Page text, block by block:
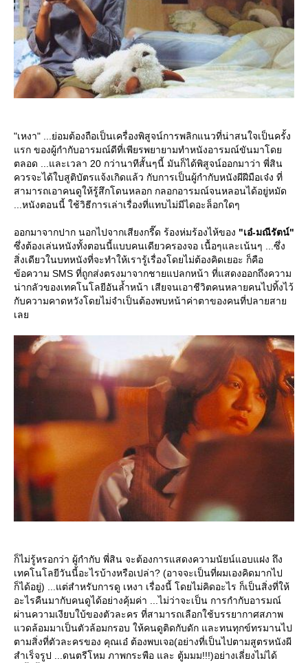
"เหงา" ...ย่อมต้องถือเป็นเครื่องพิสูจน์การพลิกแนวที่น่าสนใจเป็นครั้ง
รก ของผู้กำกับอารมณ์ดีที่เพียรพยายามทำหนังอารมณ์ขันมาโด
ตลอด ...และเวลา 20 กว่านาทีสั้นๆนี้ มันก็ได้พิสูจน์ออกมาว่า พี่สิน
ควรจะได้ใบสูติบัตรแจ้งเกิดแล้ว กับการเป็นผู้กำกับหนังผีฝีมือเจ๋ง ที่
สามารถเอาคนดูให้รู้สึกโดนหลอก กลอกอารมณ์จนหลอนได้อยู่หมัด
...หนังตอนนี้ ใช้วิธีการเล่าเรื่องที่แทบไม่มีไดอะล็อกใดๆ
ออกมาจากปาก นอกไปจากเสียงกรี๊ด ร้องห่มร้องไห้ของ "เอ๋-มณีรัตน์"
ซึ่งต้องเล่นหนังทั้งตอนนี้แบบคนเดียวครองจอ เนื้อๆและเน้นๆ ...ซึ่ง
สิ่งเดียวในบทหนังที่จะทำให้เรารู้เรื่องโดยไม่ต้องคิดเยอะ ก็คือ
ข้อความ SMS ที่ถูกส่งตรงมาจากชายแปลกหน้า ที่แสดงออกถึงความ
น่ากลัวของเทคโนโลยีอันล้ำหน้า เสียจนเอาชีวิตคนหลายคนไปทิ้งไว้
กับความคาดหวังโดยไม่จำเป็นต้องพบหน้าค่าตาของคนที่ปลายสา
เล
ก็ไม่รู้หรอกว่า ผู้กำกับ พี่สิน จะต้องการแสดงความนัยน์แอบแฝง ถึง
เทคโนโลยีวันนี้อะไรบ้างหรือเปล่า? (อาจจะเป็นที่ผมเองคิดมากไป
ก็ได้อยู่) ...แต่สำหรับการดู เหงา เรื่องนี้ โดยไม่คิดอะไร ก็เป็นสิ่งที่ให้
อะไรคืนมากับคนดูได้อย่างคุ้มค่า ...ไม่ว่าจะเป็น การกำกับอารมณ์
ผ่านความเงียบใบ้ของตัวละคร ที่สามารถเลือกใช้บรรยากาศสภาพ
วดล้อมมาเป็นตัวล้อมกรอบ ให้คนดูติดกับดัก และทนทุกข์ทรมานไป
ตามสิ่งที่ตัวละครของ คุณเอ๋ ต้องพบเจอ(อย่างที่เป็นไปตามสูตรหนังผี
สำเร็จรูป ...ดนตรีโหม ภาพกระพือ และ ตู้มมม!!!)อย่างเลี่ยงไม่ได้